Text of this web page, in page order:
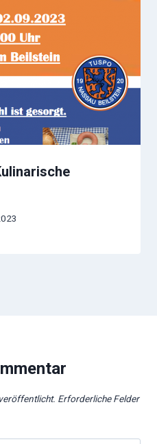
Erforderliche Felder